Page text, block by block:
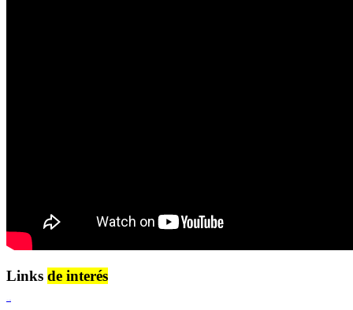
Links de interés